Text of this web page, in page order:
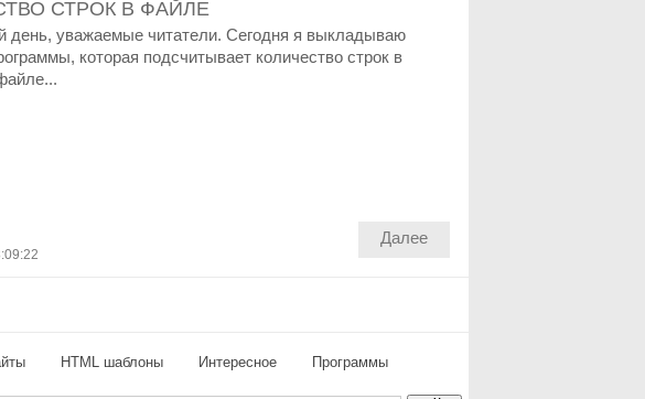
СТРОК В ФАЙЛЕ
уважаемые читатели. Сегодня я выкладываю
которая подсчитывает количество строк в
Далее
HTML шаблоны Интересное Программы